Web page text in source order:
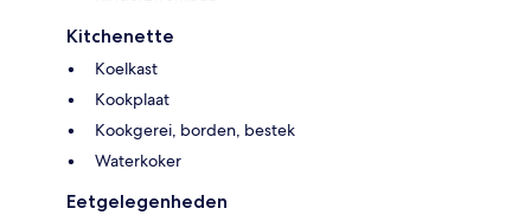
Kitchenette
Koelkast
Kookplaat
Kookgerei, borden, bestek
Waterkoker
Eetgelegenheden